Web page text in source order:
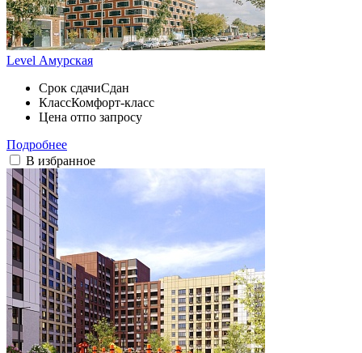
Level Амурская
Срок сдачиСдан
КлассКомфорт-класс
Цена отпо запросу
Подробнее
В избранное